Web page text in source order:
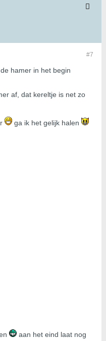
#7
hamer in het begin
af, dat kereltje is net zo
ga ik het gelijk halen
aan het eind laat nog